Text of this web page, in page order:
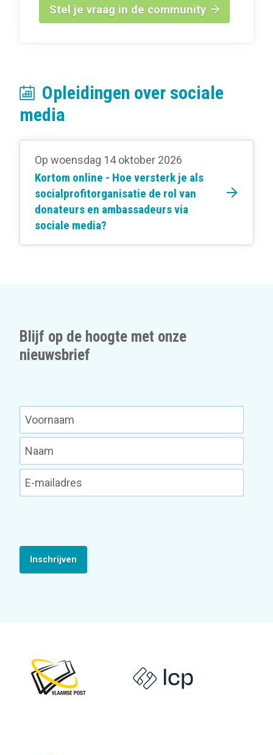
Stel je vraag in de community
Opleidingen over sociale
media
Op woensdag 14 oktober 2026
Kortom online - Hoe versterk je als
socialprofitorganisatie de rol van
donateurs en ambassadeurs via
sociale media?
Blijf op de hoogte met onze
nieuwsbrief
Inschrijven